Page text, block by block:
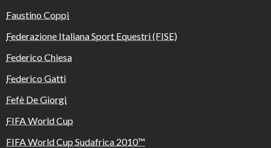
Faustino Coppi
Federazione Italiana Sport Equestri (FISE)
Federico Chiesa
Federico Gatti
Fefè De Giorgi
FIFA World Cup
FIFA World Cup Sudafrica 2010™️